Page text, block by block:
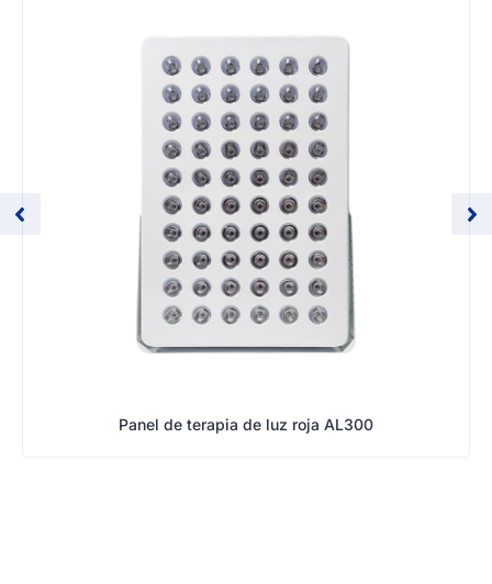
Panel de terapia de luz roja AL300